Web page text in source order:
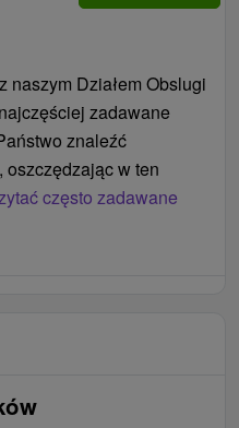
naszym Działem Obslugi
zadawane
znaleźć
w ten
często zadawane